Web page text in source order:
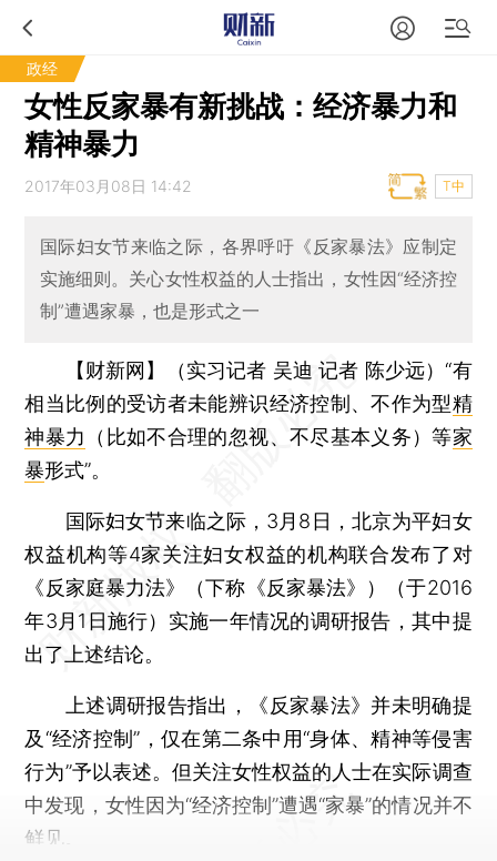
政经
女性反家暴有新挑战：经济暴力和
精神暴力
2017年03月08日 14:42 T中
国际妇女节来临之际，各界呼吁《反家暴法》应制定
实施细则。关心女性权益的人士指出，女性因“经济控
制”遭遇家暴，也是形式之一
【财新网】（实习记者 吴迪 记者 陈少远）“有
相当比例的受访者未能辨识经济控制、不作为型精
神暴力
（比如不合理的忽视、不尽基本义务）等家
暴形式”。
国际妇女节来临之际，3月8日，北京为平妇女
权益机构等4家关注妇女权益的机构联合发布了对
《反家庭暴力法》（下称《反家暴法》）（于2016
年3月1日施行）实施一年情况的调研报告，其中提
出了上述结论。
上述调研报告指出，《反家暴法》并未明确提
及“经济控制”，仅在第二条中用“身体、精神等侵害
行为”予以表述。但关注女性权益的人士在实际调查
中发现，女性因为“经济控制”遭遇“家暴”的情况并不
鲜见。